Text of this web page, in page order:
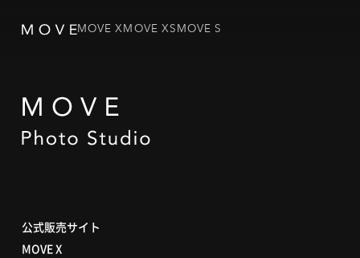
MOVE XMOVE XSMOVE S
公式販売サイト
MOVE X